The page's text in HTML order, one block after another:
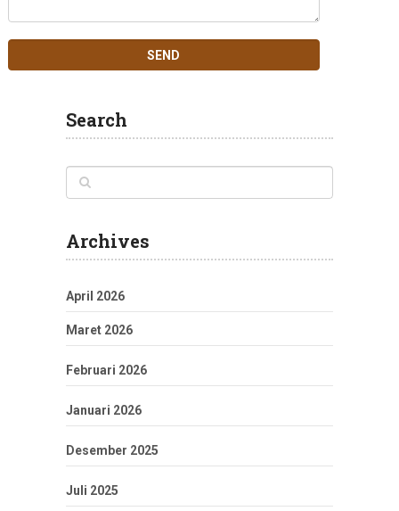
Search
Archives
April 2026
Maret 2026
Februari 2026
Januari 2026
Desember 2025
Juli 2025